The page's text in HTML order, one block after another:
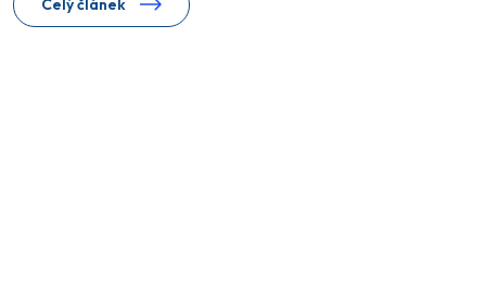
Celý článek